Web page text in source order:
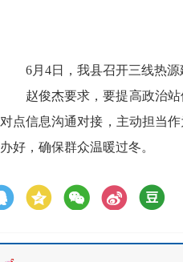
6月 4日，我县召开三线热
赵俊杰要求，要提高政治
对点信息沟通对接，主动担当
办好，确保群众温暖过冬。